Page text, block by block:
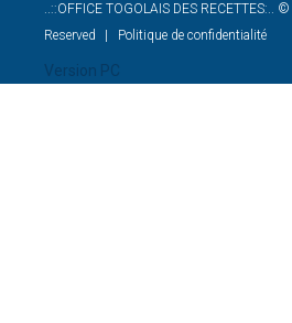
..::OFFICE TOGOLAIS DES RECETTES:.. ©
Reserved
Politique de confidentialité
Version PC